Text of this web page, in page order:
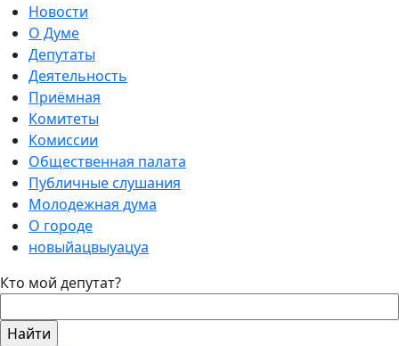
Новости
О Думе
Депутаты
Деятельность
Приёмная
Комитеты
Комиссии
Общественная палата
Публичные слушания
Молодежная дума
О городе
новыйацвыуацуа
Кто мой депутат?